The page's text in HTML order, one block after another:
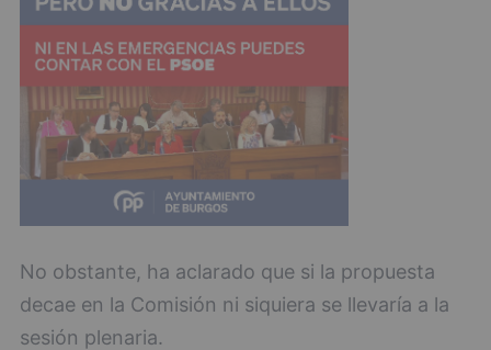
No obstante, ha aclarado que si la propuesta
decae en la Comisión ni siquiera se llevaría a la
sesión plenaria.